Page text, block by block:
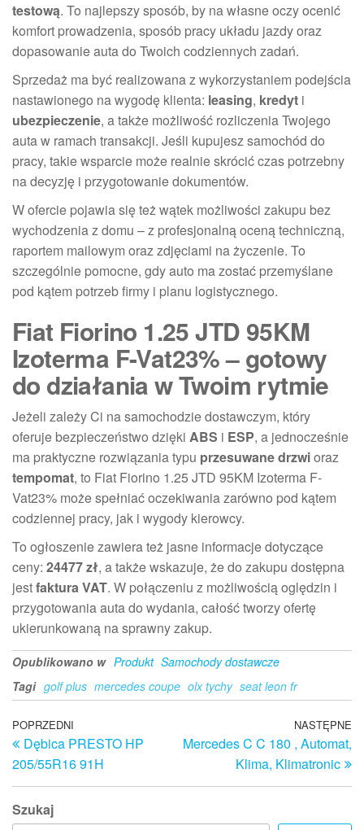
testową. To najlepszy sposób, by na własne oczy ocenić
komfort prowadzenia, sposób pracy układu jazdy oraz
dopasowanie auta do Twoich codziennych zadań.
Sprzedaż ma być realizowana z wykorzystaniem podejścia
nastawionego na wygodę klienta: leasing, kredyt i
ubezpieczenie, a także możliwość rozliczenia Twojego
auta w ramach transakcji. Jeśli kupujesz samochód do
pracy, takie wsparcie może realnie skrócić czas potrzebny
na decyzję i przygotowanie dokumentów.
W ofercie pojawia się też wątek możliwości zakupu bez
wychodzenia z domu – z profesjonalną oceną techniczną,
raportem mailowym oraz zdjęciami na życzenie. To
szczególnie pomocne, gdy auto ma zostać przemyślane
pod kątem potrzeb firmy i planu logistycznego.
Fiat Fiorino 1.25 JTD 95KM
Izoterma F-Vat23% – gotowy
do działania w Twoim rytmie
Jeżeli zależy Ci na samochodzie dostawczym, który
oferuje bezpieczeństwo dzięki ABS i ESP, a jednocześnie
ma praktyczne rozwiązania typu przesuwane drzwioraz
tempomat, to Fiat Fiorino 1.25 JTD 95KM Izoterma F-
Vat23% może spełniać oczekiwania zarówno pod kątem
codziennej pracy, jak i wygody kierowcy.
To ogłoszenie zawiera też jasne informacje dotyczące
ceny: 24477 zł, a także wskazuje, że do zakupu dostępna
jestfaktura VAT. W połączeniu z możliwością oględzin i
przygotowania auta do wydania, całość tworzy ofertę
ukierunkowaną na sprawny zakup.
Opublikowano w Produkt Samochody dostawcze
Tagi golf plus mercedes coupe olx tychy seat leon fr
Nawigacja
wpisu
Poprzedni
wpis
POPRZEDNI
Dębica PRESTO HP
205/55R16 91H
NASTĘPNE
Mercedes C C 180 , Automat,
Klima, Klimatronic
Szukaj